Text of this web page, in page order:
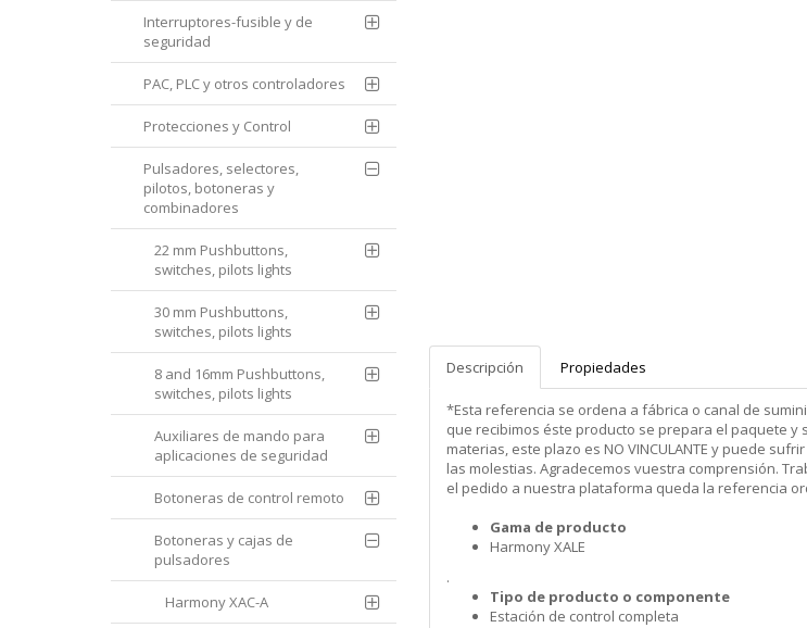
Descripción Propiedades
*Esta referencia se ordena a fábrica o canal de
que recibimos éste producto se prepara el paquete
materias, este plazo es NO VINCULANTE y puede
las molestias. Agradecemos vuestra comprensión.
el pedido a nuestra plataforma queda la referencia
Gama de producto
Harmony XALE
.
Tipo de producto o componente
Estación de control completa
Interruptores-fusible y de
seguridad
PAC, PLC y otros controladores
Protecciones y Control
Pulsadores, selectores,
pilotos, botoneras y
combinadores
22 mm Pushbuttons,
switches, pilots lights
30 mm Pushbuttons,
switches, pilots lights
8 and 16mm Pushbuttons,
switches, pilots lights
Auxiliares de mando para
aplicaciones de seguridad
Botoneras de control remoto
Botoneras y cajas de
pulsadores
Harmony XAC-A